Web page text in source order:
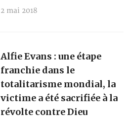
2 mai 2018
Alfie Evans : une étape
franchie dans le
totalitarisme mondial, la
victime a été sacrifiée à la
révolte contre Dieu